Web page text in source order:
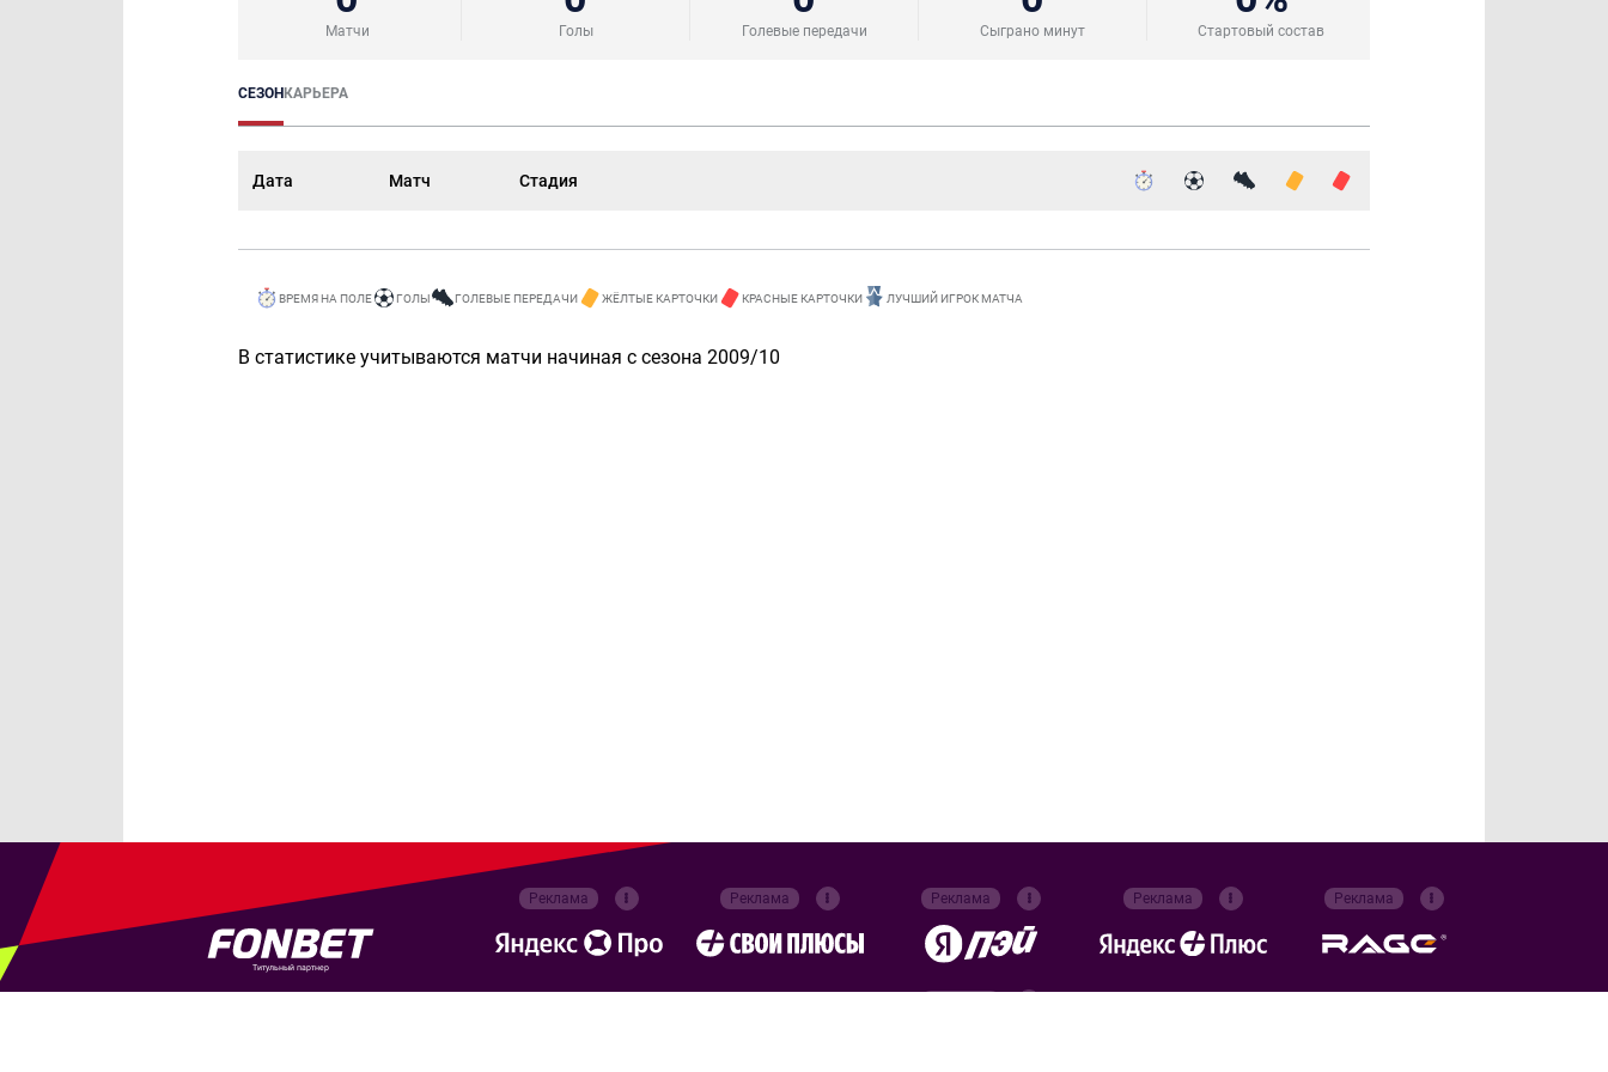
Матчи Голы Голевые передачи Сыграно минут Стартовый состав
СЕЗОНКАРЬЕРА
Дата Матч Стадия
ВРЕМЯ НА ПОЛЕ ГОЛЫ ГОЛЕВЫЕ ПЕРЕДАЧИ ЖЁЛТЫЕ КАРТОЧКИ КРАСНЫЕ КАРТОЧКИ ЛУЧШИЙ ИГРОК МАТЧА
В статистике учитываются матчи начиная с сезона 2009/10
Титульный партнер
Реклама Реклама Реклама Реклама Реклама